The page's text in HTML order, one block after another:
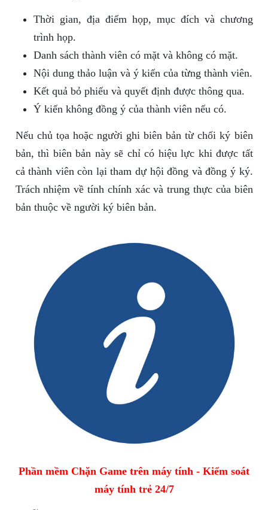
Thời gian, địa điểm họp, mục đích và chương
trình họp.
Danh sách thành viên có mặt và không có mặt.
Nội dung thảo luận và ý kiến của từng thành viên.
Kết quả bỏ phiếu và quyết định được thông qua.
Ý kiến không đồng ý của thành viên nếu có.
Nếu chủ tọa hoặc người ghi biên bản từ chối ký biên
bản, thì biên bản này sẽ chỉ có hiệu lực khi được tất
cả thành viên còn lại tham dự hội đồng và đồng ý ký.
Trách nhiệm về tính chính xác và trung thực của biên
bản thuộc về người ký biên bản.
Phần mềm Chặn Game trên máy tính - Kiểm soát
máy tính trẻ 24/7